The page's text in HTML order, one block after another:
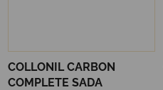
COLLONIL CARBON
COMPLETE SADA